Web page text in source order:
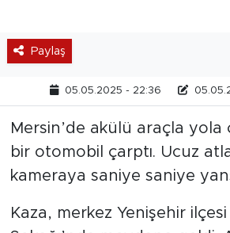
Paylaş
05.05.2025 - 22:36
Mersin’de akülü araçla yola
bir otomobil çarptı. Ucuz
kameraya saniye saniye
Kaza, merkez Yenişehir